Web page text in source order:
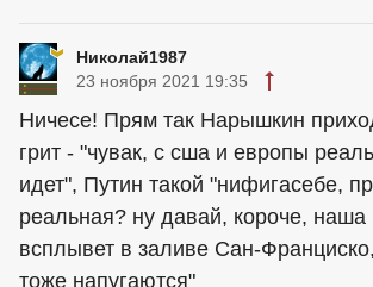
Николай1987
23 ноября 2021 19:35
Ничесе! Прям так Нарышкин
грит - "чувак, с сша и европы
идет", Путин такой "нифигасебе,
реальная? ну давай, короче, наша
всплывет в заливе Сан-
тоже напугаются"